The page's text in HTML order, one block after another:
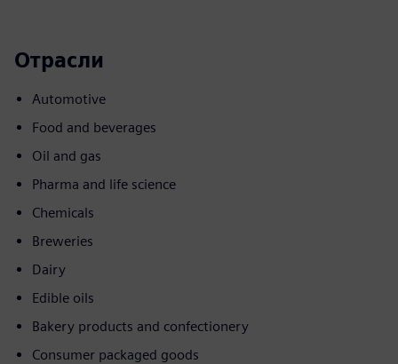
Отрасли
Automotive
Food and beverages
Oil and gas
Pharma and life science
Chemicals
Breweries
Dairy
Edible oils
Bakery products and confectionery
Consumer packaged goods